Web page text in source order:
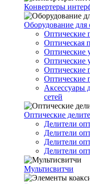
Конвертеры
Оборудование для
Оптические
Оптическая
Оптические
Оптические
Оптические
Оптические
Аксессуары
сетей
Оптические
Делители
Делители
Делители
Делители
Мультисвитчи